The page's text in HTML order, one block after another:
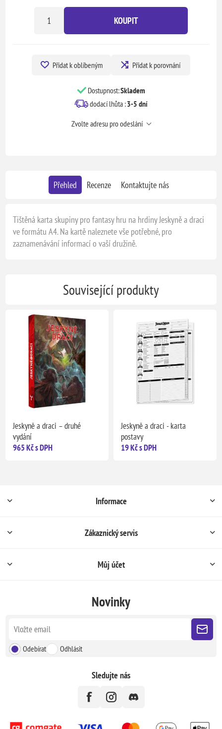
KOUPIT
Přidat k oblíbeným Přidat k porovnání
Dostupnost:Skladem
dodací lhůta :3-5 dní
Zvolte adresu pro odeslání
Přehled Recenze Kontaktujte nás
Tištěná karta skupiny pro fantasy hru na hrdiny Jeskyně a draci
ve formátu A4. Na kartě naleznete vše potřebné, pro
zaznamenávání informací o vaší družině.
Související produkty
Jeskyně a draci – druhé
vydání
965 Kč s DPH
Jeskyně a draci - karta
postavy
19 Kč s DPH
Informace
Zákaznický servis
Můj účet
Novinky
Odebírat Odhlásit
Sledujte nás